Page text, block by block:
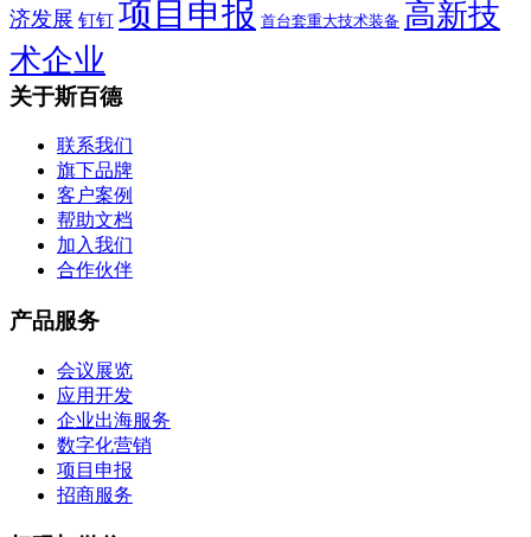
济发展 钉钉 项目申报 首台套重大技术装备 高新技
术企业
关于斯百德
联系我们
旗下品牌
客户案例
帮助文档
加入我们
合作伙伴
产品服务
会议展览
应用开发
企业出海服务
数字化营销
项目申报
招商服务